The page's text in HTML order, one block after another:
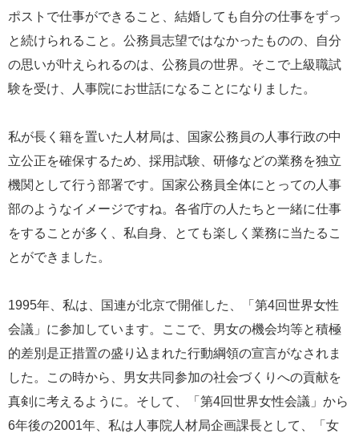
ポストで仕事ができること、結婚しても自分の仕事をずっ
と続けられること。公務員志望ではなかったものの、自分
の思いが叶えられるのは、公務員の世界。そこで上級職試
験を受け、人事院にお世話になることになりました。
私が長く籍を置いた人材局は、国家公務員の人事行政の中
立公正を確保するため、採用試験、研修などの業務を独立
機関として行う部署です。国家公務員全体にとっての人事
部のようなイメージですね。各省庁の人たちと一緒に仕事
をすることが多く、私自身、とても楽しく業務に当たるこ
とができました。
1995年、私は、国連が北京で開催した、「第4回世界女性
会議」に参加しています。ここで、男女の機会均等と積極
的差別是正措置の盛り込まれた行動綱領の宣言がなされま
した。この時から、男女共同参加の社会づくりへの貢献を
真剣に考えるように。そして、「第4回世界女性会議」から
6年後の2001年、私は人事院人材局企画課長として、「女